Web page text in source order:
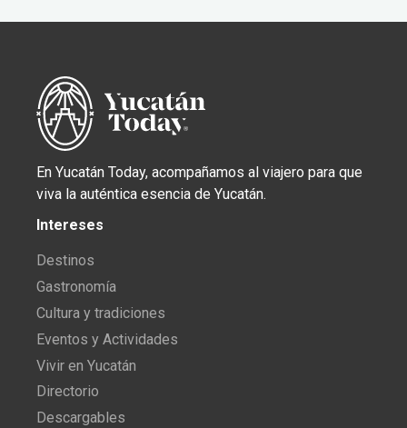
En Yucatán Today, acompañamos al viajero para que
viva la auténtica esencia de Yucatán.
Intereses
Destinos
Gastronomía
Cultura y tradiciones
Eventos y Actividades
Vivir en Yucatán
Directorio
Descargables